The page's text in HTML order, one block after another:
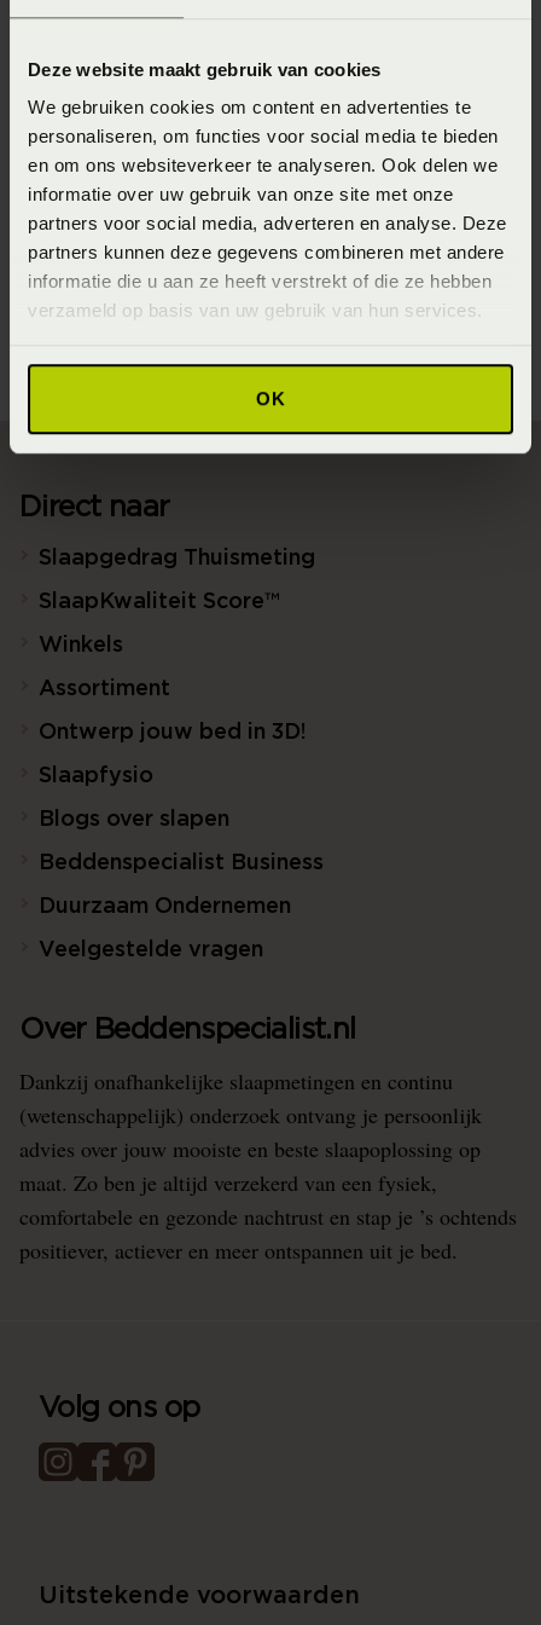
Deze website maakt gebruik van cookies
We gebruiken cookies om content en advertenties te
personaliseren, om functies voor social media te bieden
en om ons websiteverkeer te analyseren. Ook delen we
informatie over uw gebruik van onze site met onze
partners voor social media, adverteren en analyse. Deze
partners kunnen deze gegevens combineren met andere
informatie die u aan ze heeft verstrekt of die ze hebben
verzameld op basis van uw gebruik van hun services.
OK
bemiddelingsdeskundige vastgelegde schikking, een en
ander tenzij de deelnemer het bindend advies binnen
twee maanden na dagtekening daarvan ter toetsing aan
de rechter heeft voorgelegd en voor zover op de
overeenkomst, die ten grondslag ligt aan het bindend
advies of de schikkingsovereenkomst geen beroep op de
aanbetalingsgarantie gedaan kan worden.
Meer hierover is na te lezen in onderstaand document;
Actuele CBW-voorwaarden
Direct naar
Slaapgedrag Thuismeting
SlaapKwaliteit Score™
Winkels
Assortiment
Ontwerp jouw bed in 3D!
Slaapfysio
Blogs over slapen
Beddenspecialist Business
Duurzaam Ondernemen
Veelgestelde vragen
Over Beddenspecialist.nl
Dankzij onafhankelijke slaapmetingen en continu
(wetenschappelijk) onderzoek ontvang je persoonlijk
advies over jouw mooiste en beste slaapoplossing op
maat. Zo ben je altijd verzekerd van een fysiek,
comfortabele en gezonde nachtrust en stap je ’s ochtends
positiever, actiever en meer ontspannen uit je bed.
Volg ons op
Uitstekende voorwaarden